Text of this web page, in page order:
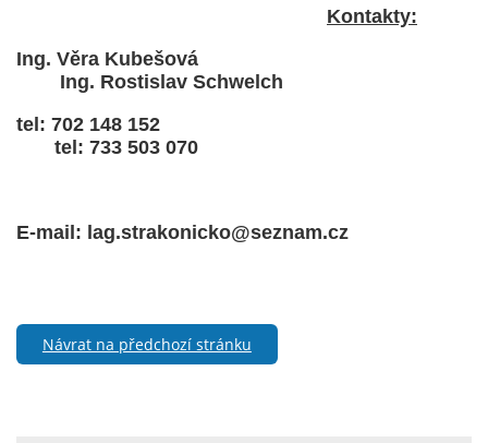
Kontakty:
Ing. Věra Kubešová
Ing. Rostislav Schwelch
tel: 702 148 152
tel: 733 503 070
E-mail: lag.strakonicko@seznam.cz
Návrat na předchozí stránku